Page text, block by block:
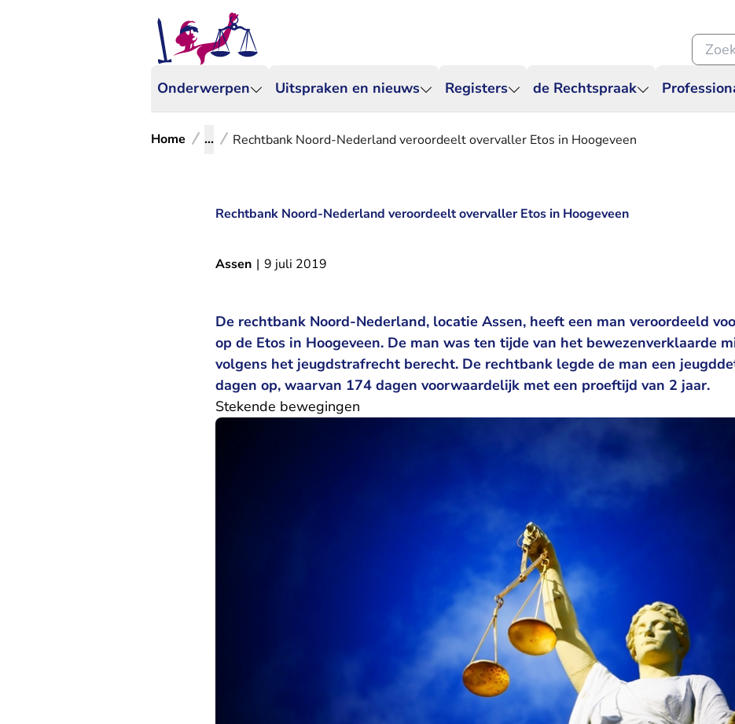
Onderwerpen Uitspraken en nieuws Registers de Rechtspraak
Zoeken
Home ... Rechtbank Noord-Nederland veroordeelt overvaller Etos in Hoogeveen
Rechtbank Noord-Nederland veroordeelt overvaller Etos in Hoogeveen
Assen | 9 juli 2019
De rechtbank Noord-Nederland, locatie Assen, heeft een man veroordeeld
op de Etos in Hoogeveen. De man was ten tijde van het bewezenverklaarde
volgens het jeugdstrafrecht berecht. De rechtbank legde de man een
dagen op, waarvan 174 dagen voorwaardelijk met een proeftijd van 2 jaar.
Stekende bewegingen